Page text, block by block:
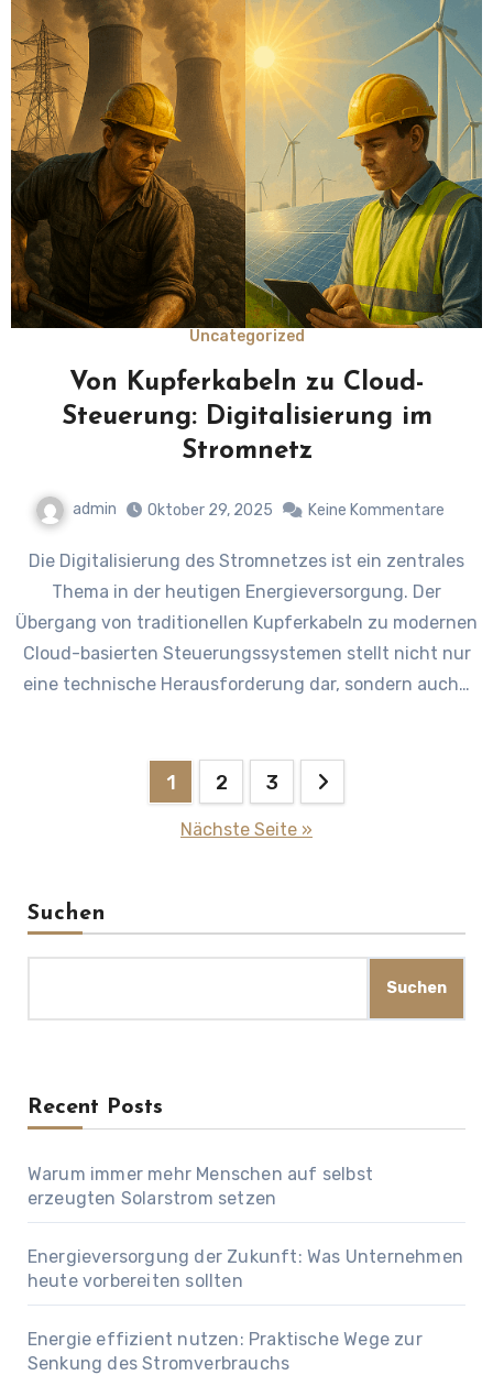
Uncategorized
Von Kupferkabeln zu Cloud-
Steuerung: Digitalisierung im
Stromnetz
admin Oktober 29, 2025 Keine Kommentare
Die Digitalisierung des Stromnetzes ist ein zentrales
Thema in der heutigen Energieversorgung. Der
Übergang von traditionellen Kupferkabeln zu modernen
Cloud-basierten Steuerungssystemen stellt nicht nur
eine technische Herausforderung dar, sondern auch…
Seitennummerierung
1 2 3
Nächste Seite »
Suchen
Suchen
Recent Posts
Warum immer mehr Menschen auf selbst
erzeugten Solarstrom setzen
Energieversorgung der Zukunft: Was Unternehmen
heute vorbereiten sollten
Energie effizient nutzen: Praktische Wege zur
Senkung des Stromverbrauchs